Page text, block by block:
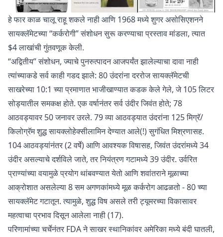
हे फार काळ चालू राहू शकले नाही आणि 1968 मध्ये शुगर असोसिएशनने
सायक्लॅमेटच्या “कर्करोगी” संशोधन सुरू करण्याचा प्रस्ताव मांडला, त्यात
$4 लाखांची गुंतवणूक केली.
“अद्वितीय” संशोधन, ज्याचे पुनरुत्पादन आजपर्यंत झालेल्याचा दावा नाही
त्यांच्याकडे सर्व काही गडद झाले: 80 उंदरांना दररोज सायक्लॅमेटची
साखरेच्या 10:1 च्या प्रमाणात भाजीखाण्यात कडक केले गेले, जे 105 लिटर
सोड्यातील समकक्ष होते. एक वर्षानंतर सर्व उंदीर जिवंत होते; 78
आठवड्यावर 50 जनावर उरले. 79 व्या आठवड्यात उंदरांना 125 मिग्रॅ/
किलोग्रॅम शुद्ध सायक्लोहेक्सीलामिन देण्यात आले(!) सुगंधित मिश्रणासह.
104 आठवड्यांनंतर (2 वर्षे) आणि आवश्यक विषासह, जिवंत उंदरांमध्ये 34
उंदीर असल्याचे दर्शविले जाते, तर नियंत्रण गटामध्ये 39 उंदीर. उर्वरित
प्राण्यांच्या वयामुळे प्रयोग थांबवण्यात येतो आणि शवांतराने मूळाच्या
आक्रोशात असलेल्या 8 सम अगणकांमध्ये मूळ कर्करोग आढळतो - 80 च्या
सायक्लॅमेट गटातून. त्यामुळे, शुद्ध विष असले तरी ट्यूमरच्या विकासावर
महत्वाचा प्रभाव दिसून आलेला नाही (17).
परिणामांच्या चर्चेनंतर FDA ने साखर स्थानिकांवर अमेरिका मध्ये बंदी घातली,